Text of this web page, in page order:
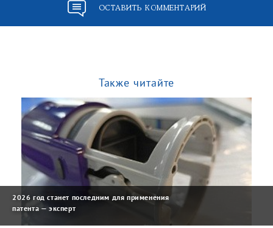
ОСТАВИТЬ КОММЕНТАРИЙ
Также читайте
2026 год станет последним для применения
патента — эксперт